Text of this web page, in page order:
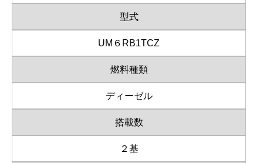
型式
UM６RB1TCZ
燃料種類
ディーゼル
搭載数
２基